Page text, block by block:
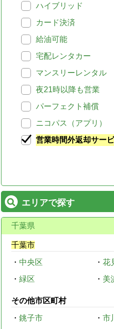
ハイブリッド
カード決済
給油可能
宅配レンタカー
マンスリーレンタル
夜21時以降も営業
パーフェクト補償
ニコパス（アプリ）
営業時間外返却サー
エリアで探す
千葉県
千葉市
・ 中央区 ・ 花
・ 緑区 ・ 美
その他市区町村
・ 銚子市 ・ 市